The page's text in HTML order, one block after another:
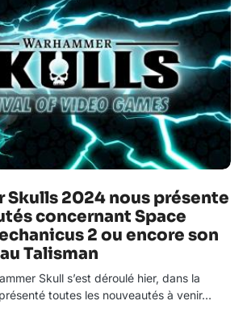
Skulls 2024 nous présente
concernant Space
2 ou encore son
Talisman
Skull s’est déroulé hier, dans la
toutes les nouveautés à venir…